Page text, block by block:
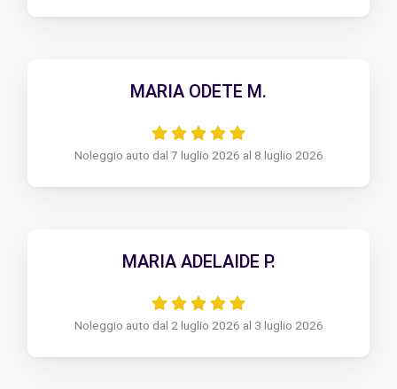
MARIA ODETE M.
Noleggio auto dal 7 luglio 2026 al 8 luglio 2026
MARIA ADELAIDE P.
Noleggio auto dal 2 luglio 2026 al 3 luglio 2026